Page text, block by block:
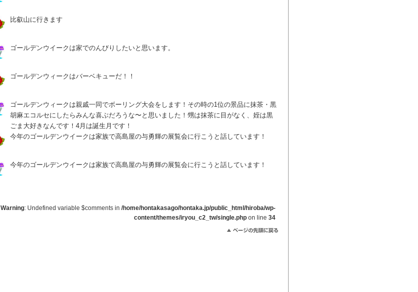
比叡山に行きます
ゴールデンウイークは家でのんびりしたいと思います。
ゴールデンウィークはバーベキューだ！！
ゴールデンウィークは親戚一同でボーリング大会をします！その時の1位の景品に抹茶・黒
胡麻エコルセにしたらみんな喜ぶだろうな〜と思いました！甥は抹茶に目がなく、姪は黒
ごま大好きなんです！4月は誕生月です！
今年のゴールデンウイークは家族で高島屋の与勇輝の展覧会に行こうと話しています！
今年のゴールデンウイークは家族で高島屋の与勇輝の展覧会に行こうと話しています！
Warning: Undefined variable $comments in /home/hontakasago/hontaka.jp/public_html/hiroba/wp-
content/themes/iryou_c2_tw/single.php on line 34